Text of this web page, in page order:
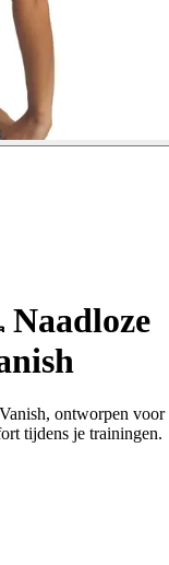
Naadloze
ontworpen voor
tijdens je trainingen.